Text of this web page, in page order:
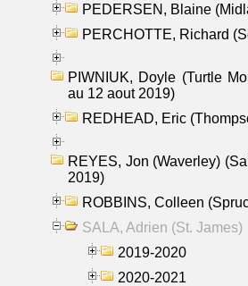
PEDERSEN, Blaine
PERCHOTTE, Richard
PIWNIUK, Doyle (Turtle
au 12 aout 2019)
REDHEAD, Eric
REYES, Jon (Waverley)
2019)
ROBBINS, Colleen
SALA, Adrien (St. James)
2019-2020
2020-2021